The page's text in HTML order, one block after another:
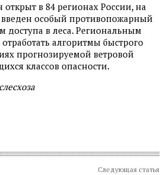
в 84 регионах России, на
особый противопожарный
доступа в леса. Региональным
алгоритмы быстрого
прогнозируемой ветровой
классов опасности.
Следующая статья